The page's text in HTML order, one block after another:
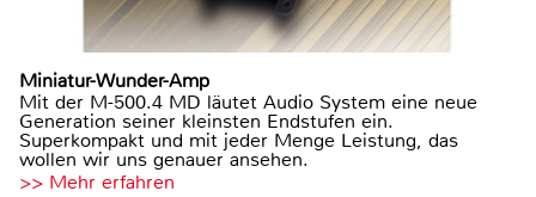
Miniatur-Wunder-Amp
Mit der M-500.4 MD läutet Audio System eine neue
Generation seiner kleinsten Endstufen ein.
Superkompakt und mit jeder Menge Leistung, das
wollen wir uns genauer ansehen.
>> Mehr erfahren